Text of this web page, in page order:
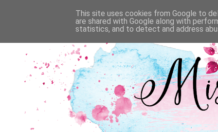
This site uses cookies from Google to
are shared with Google along with
statistics, and to detect and address